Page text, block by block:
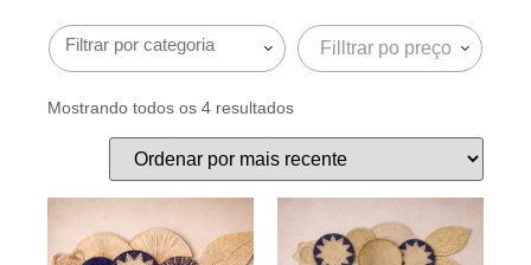
Filltrar po preço
Mostrando todos os 4 resultados